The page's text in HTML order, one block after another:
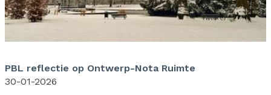
PBL reflectie op Ontwerp-Nota Ruimte
30-01-2026